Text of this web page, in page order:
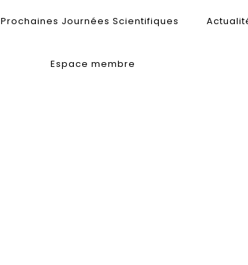
Prochaines Journées Scientifiques
Espace membre